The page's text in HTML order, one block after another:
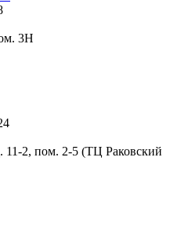
3Н
2, пом. 2-5 (ТЦ Раковский